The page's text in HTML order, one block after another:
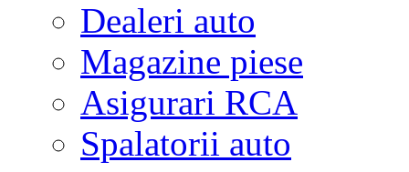
Dealeri auto
Magazine piese
Asigurari RCA
Spalatorii auto